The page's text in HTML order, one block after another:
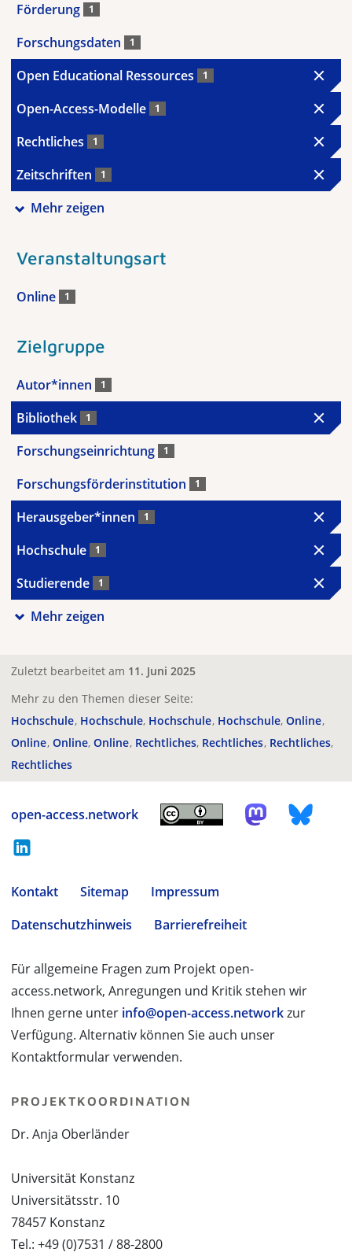
Förderung 1
Forschungsdaten 1
Open Educational Ressources 1
Open-Access-Modelle 1
Rechtliches 1
Zeitschriften 1
Mehr zeigen
Veranstaltungsart
Online 1
Zielgruppe
Autor*innen 1
Bibliothek 1
Forschungseinrichtung 1
Forschungsförderinstitution 1
Herausgeber*innen 1
Hochschule 1
Studierende 1
Mehr zeigen
Zuletzt bearbeitet am 11. Juni 2025
Mehr zu den Themen dieser Seite:
Hochschule Hochschule Hochschule Hochschule Online
Online Online Online Rechtliches Rechtliches Rechtliches
Rechtliches
open-access.network
Kontakt Sitemap
Impressum
Datenschutzhinweis
Barrierefreiheit
Für allgemeine Fragen zum Projekt open-
access.network, Anregungen und Kritik stehen wir
Ihnen gerne unter info@open-access.networkzur
Verfügung. Alternativ können Sie auch unser
Kontaktformular verwenden.
PROJEKTKOORDINATION
Dr. Anja Oberländer
Universität Konstanz
Universitätsstr. 10
78457 Konstanz
Tel.: +49 (0)7531 / 88-2800